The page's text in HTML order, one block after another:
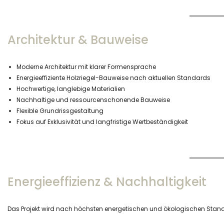
Architektur & Bauweise
Moderne Architektur mit klarer Formensprache
Energieeffiziente Holzriegel-Bauweise nach aktuellen Standards
Hochwertige, langlebige Materialien
Nachhaltige und ressourcenschonende Bauweise
Flexible Grundrissgestaltung
Fokus auf Exklusivität und langfristige Wertbeständigkeit
Energieeffizienz & Nachhaltigkeit
Das Projekt wird nach höchsten energetischen und ökologischen